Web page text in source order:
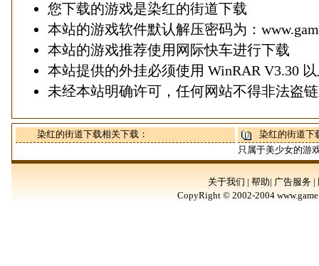
您下载的游戏是染红的街道下载
本站的游戏软件默认解压密码为：
本站的游戏推荐使用 网际快车进行下载
本站提供的外挂必须使用 WinRAR V3.30
未经本站明确许可，任何网站不得非法盗
染红的街道下载相关下载：
染红的街道下
只属于美少女的游
关于我们 | 帮助| 广告服务
CopyRight © 2002-2004